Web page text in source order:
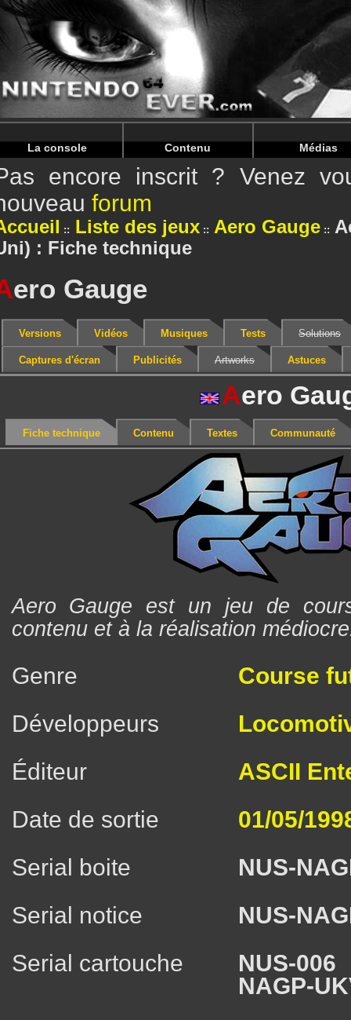
Warning: Undefined array key "HTTP_REFERER" in /
Warning: Undefined array key "HTTP_REFERER" in /
La console Contenu Médias
encore inscrit ? Venez
forum
Liste des jeux Aero Gauge
: Fiche technique
ero Gauge
Versions Vidéos Musiques Tests Solutions
Captures d'écran Publicités Artworks Astuces
Aero
Fiche technique Contenu Textes Communauté
Aero Gauge est un jeu de
contenu et à la réalisation
Genre
Course
Développeurs
Éditeur
ASCII
Date de sortie
01/05/
Serial boite
NUS-
Serial notice
NUS-
Serial cartouche
NUS-
NAGP-